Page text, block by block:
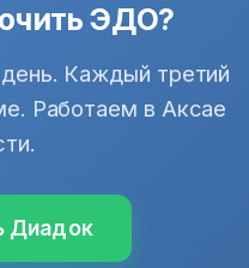
ЭДО?
Каждый третий
Работаем в Аксае
Диадок